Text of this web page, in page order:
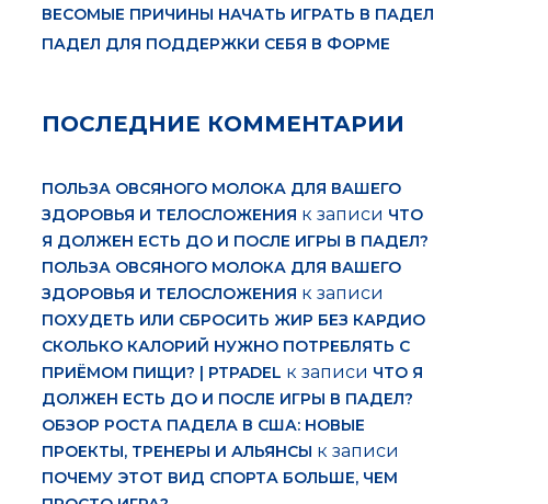
ВЕСОМЫЕ ПРИЧИНЫ НАЧАТЬ ИГРАТЬ В ПАДЕЛ
ПАДЕЛ ДЛЯ ПОДДЕРЖКИ СЕБЯ В ФОРМЕ
ПОСЛЕДНИЕ КОММЕНТАРИИ
ПОЛЬЗА ОВСЯНОГО МОЛОКА ДЛЯ ВАШЕГО
ЗДОРОВЬЯ И ТЕЛОСЛОЖЕНИЯ к записи ЧТО
Я ДОЛЖЕН ЕСТЬ ДО И ПОСЛЕ ИГРЫ В ПАДЕЛ?
ПОЛЬЗА ОВСЯНОГО МОЛОКА ДЛЯ ВАШЕГО
ЗДОРОВЬЯ И ТЕЛОСЛОЖЕНИЯ к записи
ПОХУДЕТЬ ИЛИ СБРОСИТЬ ЖИР БЕЗ КАРДИО
СКОЛЬКО КАЛОРИЙ НУЖНО ПОТРЕБЛЯТЬ С
ПРИЁМОМ ПИЩИ? | PTPADEL к записи ЧТО Я
ДОЛЖЕН ЕСТЬ ДО И ПОСЛЕ ИГРЫ В ПАДЕЛ?
ОБЗОР РОСТА ПАДЕЛА В США: НОВЫЕ
ПРОЕКТЫ, ТРЕНЕРЫ И АЛЬЯНСЫ к записи
ПОЧЕМУ ЭТОТ ВИД СПОРТА БОЛЬШЕ, ЧЕМ